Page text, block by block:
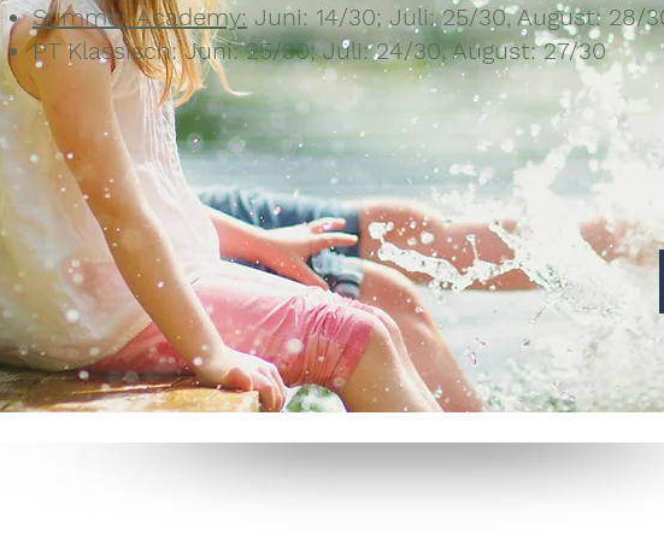
Summer Academy: Juni: 14/30; Juli: 25/30, August: 28/
PT Klassisch: Juni: 25/30; Juli: 24/30, August: 27/30